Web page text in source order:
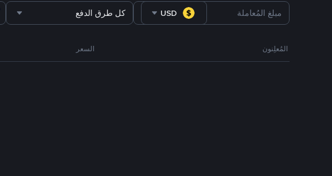
USD كل طرق الدفع
المُعلِنون السعر